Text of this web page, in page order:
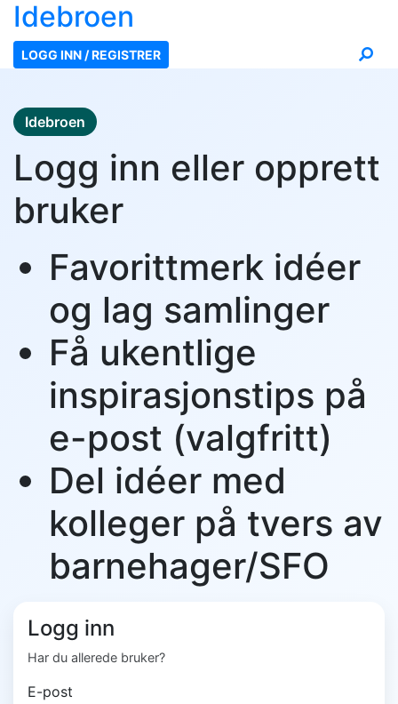
Idebroen
LOGG INN / REGISTRER
Idebroen
Logg inn eller opprett
bruker
Favorittmerk idéer
og lag samlinger
Få ukentlige
inspirasjonstips på
e-post (valgfritt)
Del idéer med
kolleger på tvers av
barnehager/SFO
Logg inn
Har du allerede bruker?
E-post